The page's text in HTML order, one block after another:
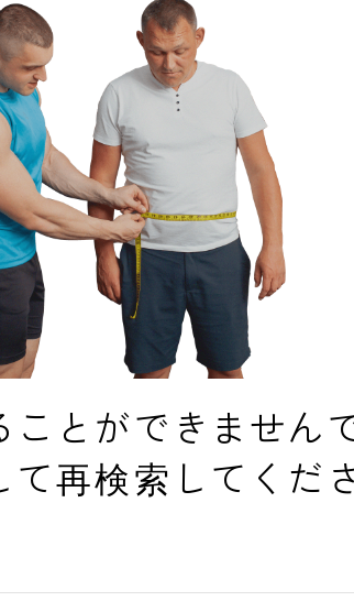
とができません
再検索してくだ